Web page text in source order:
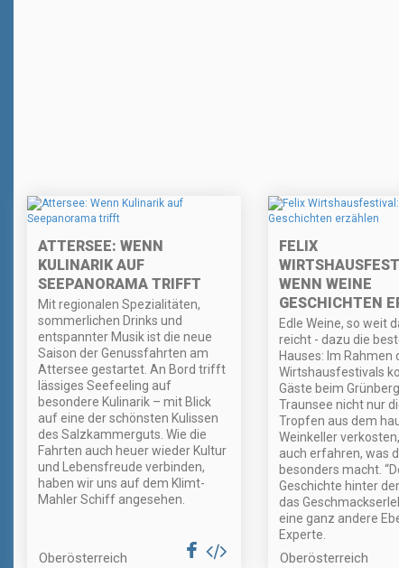
ATTERSEE: WENN
KULINARIK AUF
SEEPANORAMA TRIFFT
Mit regionalen Spezialitäten,
sommerlichen Drinks und
entspannter Musik ist die neue
Saison der Genussfahrten am
Attersee gestartet. An Bord trifft
lässiges Seefeeling auf
besondere Kulinarik – mit Blick
auf eine der schönsten Kulissen
des Salzkammerguts. Wie die
Fahrten auch heuer wieder Kultur
und Lebensfreude verbinden,
haben wir uns auf dem Klimt-
Mahler Schiff angesehen.
Oberösterreich
FELIX
WENN WEINE
GESCHICHTEN
Edle Weine, so weit
reicht - dazu die
Hauses: Im Rahmen
Wirtshausfestivals
Gäste beim
Traunsee nicht nur
Tropfen aus dem
Weinkeller
auch erfahren, was
besonders macht.
Geschichte hinter
das
eine ganz andere
Experte.
Oberösterreich